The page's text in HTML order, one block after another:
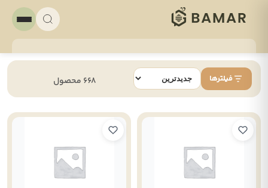
فیلترها 668 محصول